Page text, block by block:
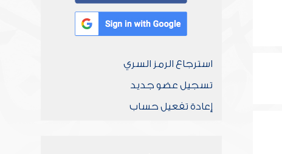
استرجاع الرمز السري
تسجيل عضو جديد
إعادة تفعيل حساب